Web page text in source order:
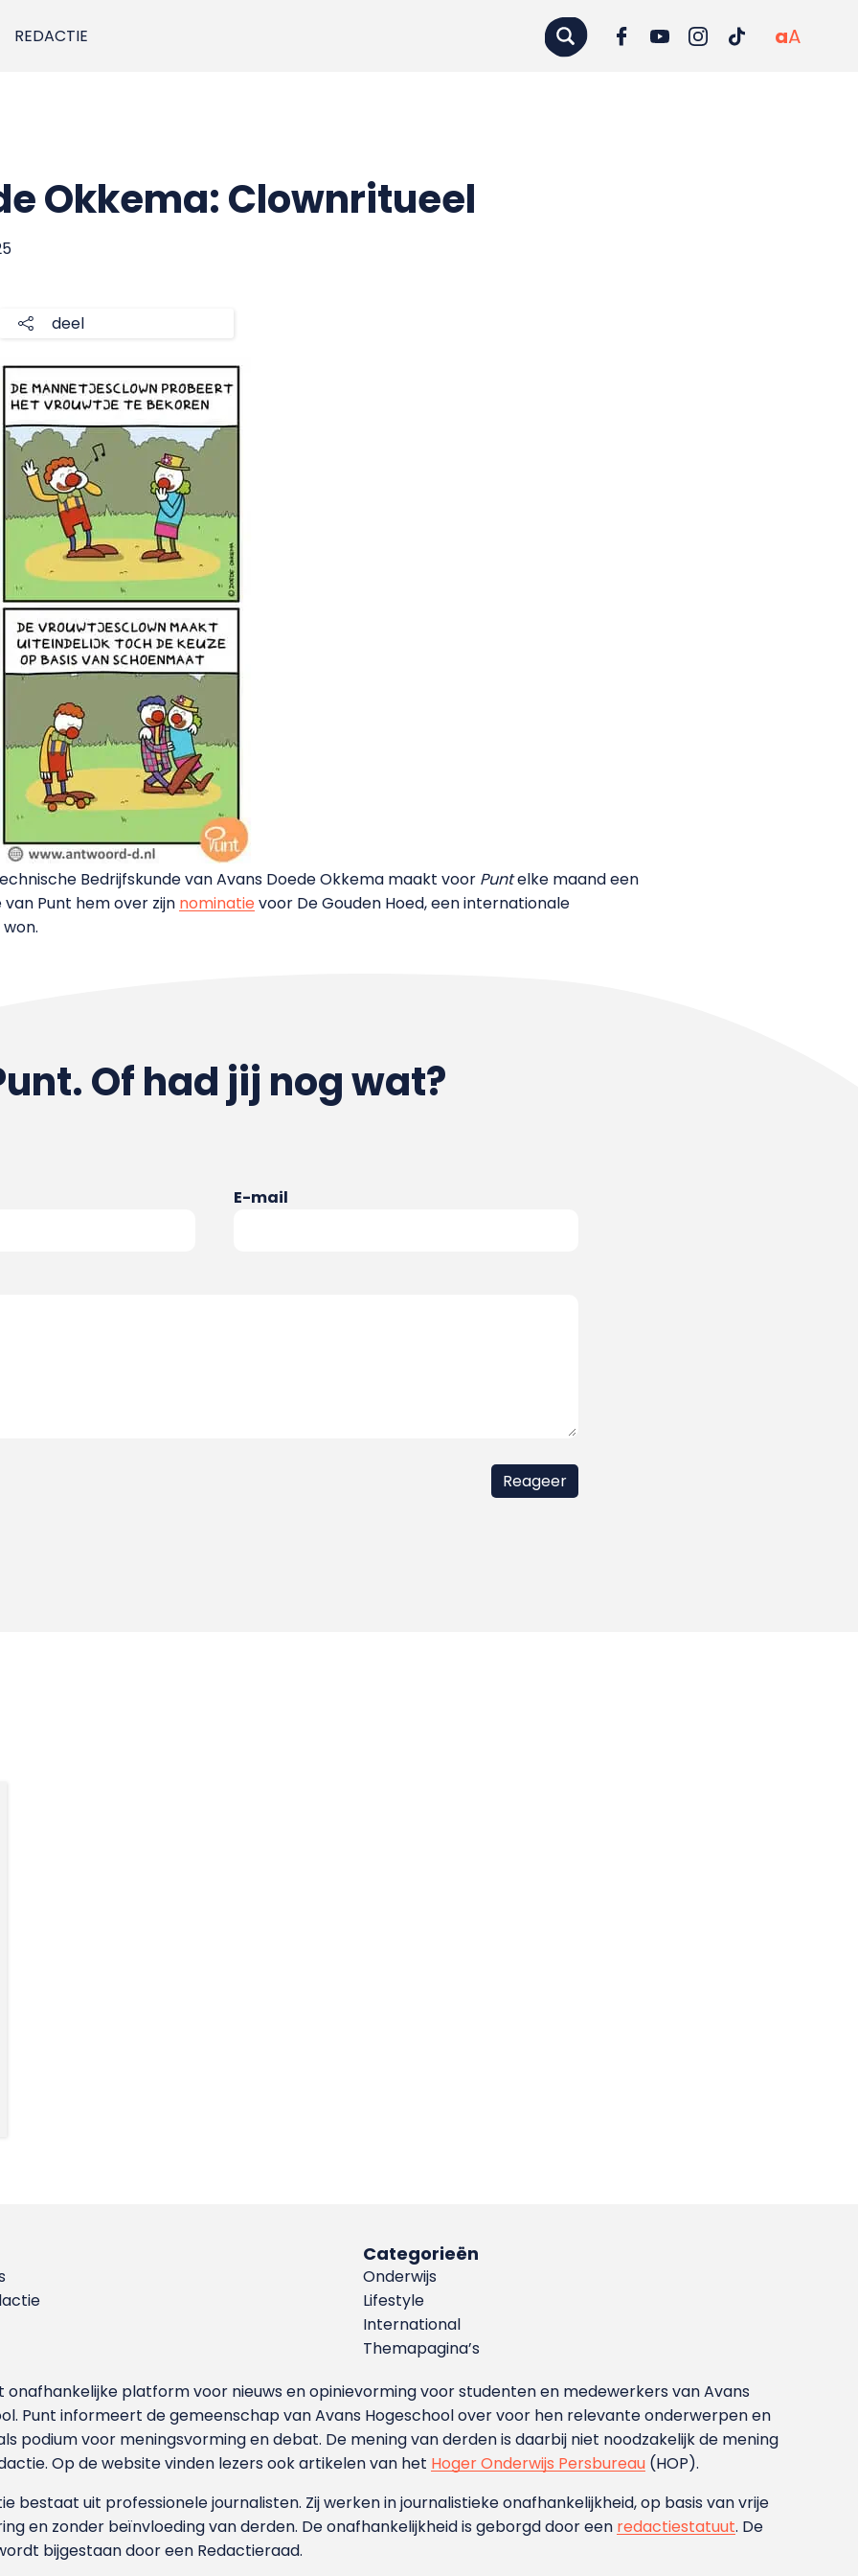
REDACTIE aA
Okkema: Clownritueel
deel
Bedrijfskunde van Avans Doede Okkema maakt voor Puntelke maand een
Punt hem over zijn nominatievoor De Gouden Hoed, een internationale
Of had jij nog wat?
E-mail
Categorieën
Onderwijs
Lifestyle
International
Themapagina’s
onafhankelijke platform voor nieuws en opinievorming voor studenten en medewerkers van Avans
Punt informeert de gemeenschap van Avans Hogeschool over voor hen relevante onderwerpen en
podium voor meningsvorming en debat. De mening van derden is daarbij niet noodzakelijk de mening
Op de website vinden lezers ook artikelen van het Hoger Onderwijs Persbureau (HOP).
bestaat uit professionele journalisten. Zij werken in journalistieke onafhankelijkheid, op basis van vrije
en zonder beïnvloeding van derden. De onafhankelijkheid is geborgd door een redactiestatuut. De
bijgestaan door een Redactieraad.